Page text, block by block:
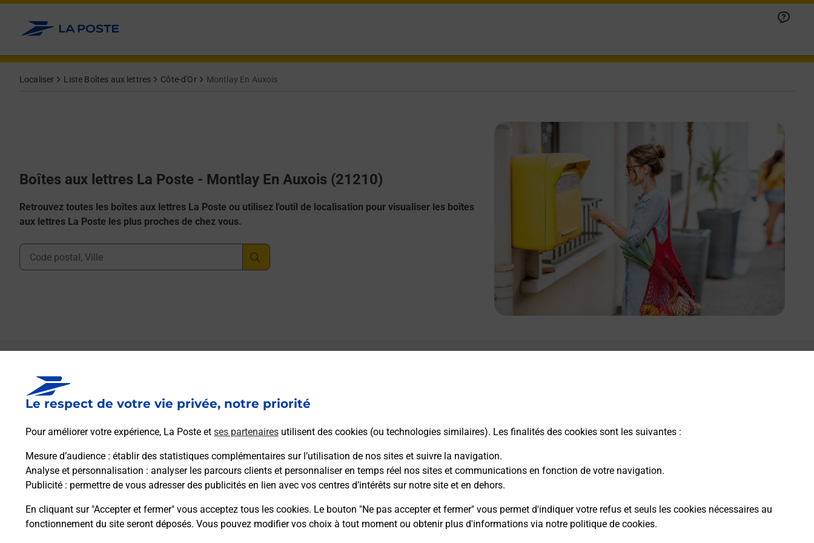
Le respect de votre vie privée, notre priorité
Pour améliorer votre expérience, La Poste et ses partenaires utilisent des cookies (ou technologies similaires). Les finalités des cookies sont les suivantes :
Mesure d’audience : établir des statistiques complémentaires sur l’utilisation de nos sites et suivre la navigation.
Analyse et personnalisation : analyser les parcours clients et personnaliser en temps réel nos sites et communications en fonction de votre navigation.
Publicité : permettre de vous adresser des publicités en lien avec vos centres d’intérêts sur notre site et en dehors.
En cliquant sur "Accepter et fermer" vous acceptez tous les cookies. Le bouton "Ne pas accepter et fermer" vous permet d'indiquer votre refus et seuls les cookies nécessaires au
fonctionnement du site seront déposés. Vous pouvez modifier vos choix à tout moment ou obtenir plus d'informations via notre politique de cookies.
Allez au contenu
Localiser Liste Boîtes aux lettres Côte-d'Or Montlay En Auxois
Boîtes aux lettres La Poste - Montlay En Auxois (21210)
Retrouvez toutes les boîtes aux lettres La Poste ou utilisez l'outil de localisation pour visualiser les boîtes
aux lettres La Poste les plus proches de chez vous.
Ville, Département, Code Postal
Boîte aux lettres La Poste
Prochaine collecte du courrier lundià 09h00
1 Rue De La Chaume
Itinéraire
17 Route Imperiale
Montlay En Auxois